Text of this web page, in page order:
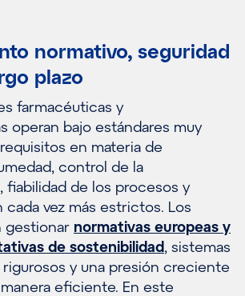
normativo, seguridad
plazo
farmacéuticas y
operan bajo estándares muy
en materia de
control de la
fiabilidad de los procesos y
cada vez más estrictos. Los
gestionar normativas europeas y
de sostenibilidad, sistemas
rigurosos y una presión creciente
eficiente. En este